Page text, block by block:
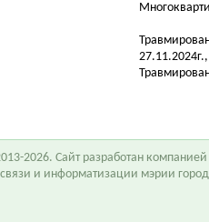
2026. Сайт разработан компанией
и информатизации мэрии